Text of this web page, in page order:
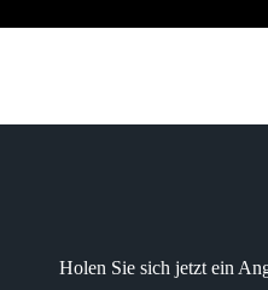
Holen Sie sich jetzt ein